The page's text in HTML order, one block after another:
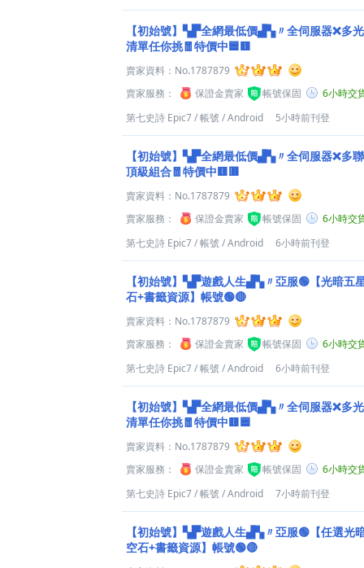
【初始號】▚▛全網最低價▟▚〃全伺服器❌多
清單任你挑🧧特價中🟦🟨
賣家資料： No.1787879
賣家服務：
保證金賣家 帳號保固
6小時交
第七史詩 Epic7/帳號/Android 5小時前刊登
【初始號】▚▛全網最低價▟▚〃全伺服器❌多
頂級組合🧧特價中🟨🟥
賣家資料： No.1787879
賣家服務：
保證金賣家 帳號保固
6小時交
第七史詩 Epic7/帳號/Android 6小時前刊登
【初始號】▚▛遊戲人生▟▚〃亞服🟢【光暗五
石+書籤資源】帳號🟢🔴
賣家資料： No.1787879
賣家服務：
保證金賣家 帳號保固
6小時交
第七史詩 Epic7/帳號/Android 6小時前刊登
【初始號】▚▛全網最低價▟▚〃全伺服器❌多
清單任你挑🧧特價中🟨🟦
賣家資料： No.1787879
賣家服務：
保證金賣家 帳號保固
6小時交
第七史詩 Epic7/帳號/Android 7小時前刊登
【初始號】▚▛遊戲人生▟▚〃亞服🟢【任選光
空石+書籤資源】帳號🟢🔴